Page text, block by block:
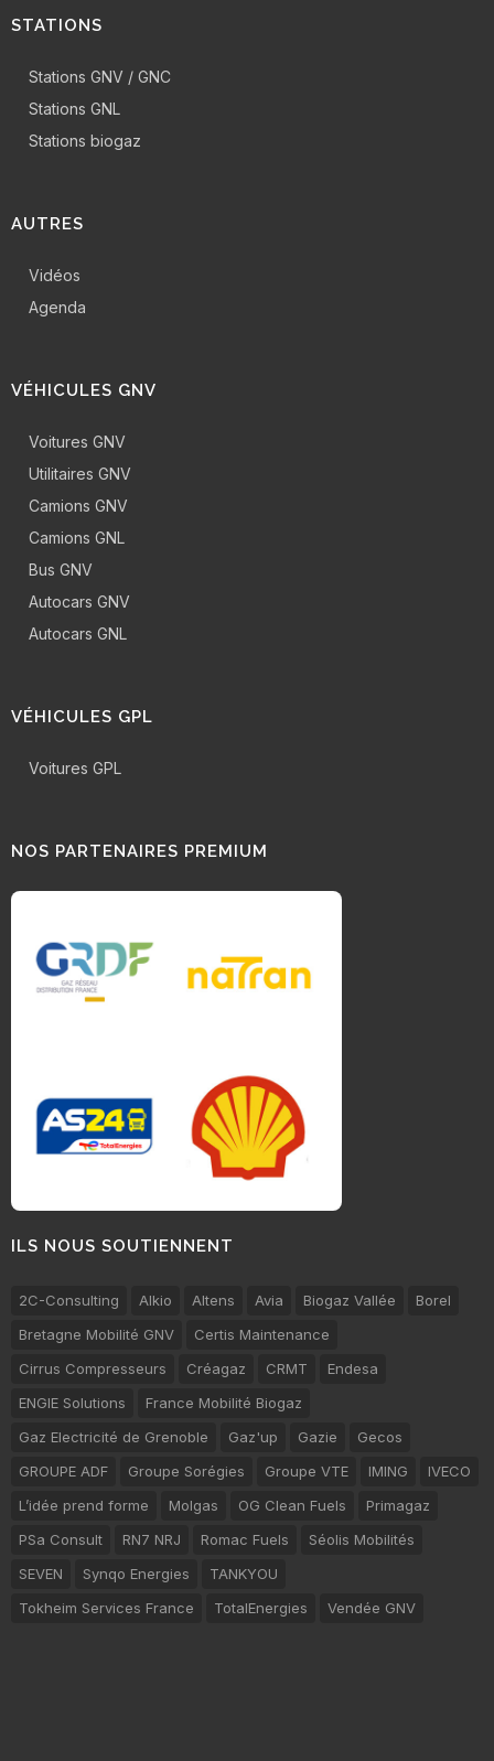
STATIONS
Stations GNV / GNC
Stations GNL
Stations biogaz
AUTRES
Vidéos
Agenda
VÉHICULES GNV
Voitures GNV
Utilitaires GNV
Camions GNV
Camions GNL
Bus GNV
Autocars GNV
Autocars GNL
VÉHICULES GPL
Voitures GPL
NOS PARTENAIRES PREMIUM
ILS NOUS SOUTIENNENT
2C-Consulting Alkio Altens Avia Biogaz Vallée
Borel
Bretagne Mobilité GNV
Certis Maintenance
Cirrus Compresseurs
Créagaz CRMT
Endesa
ENGIE Solutions
France Mobilité Biogaz
Gaz Electricité de Grenoble
Gaz'up Gazie
Gecos
GROUPE ADF
Groupe Sorégies Groupe VTE IMING
IVECO
L’idée prend forme
Molgas OG Clean Fuels
Primagaz
PSa Consult
RN7 NRJ Romac Fuels
Séolis Mobilités
SEVEN
Synqo Energies
TANKYOU
Tokheim Services France
TotalEnergies Vendée GNV